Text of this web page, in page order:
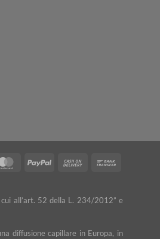
MasterCardPayPal
Cash
all’art. 52 della L. 234/2012” e
diffusione capillare in Europa, in